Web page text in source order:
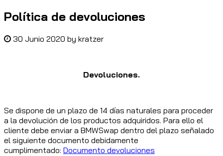
Política de devoluciones
30 Junio 2020 by kratzer
Devoluciones.
Se dispone de un plazo de 14 días naturales para proceder
a la devolución de los productos adquiridos. Para ello el
cliente debe enviar a BMWSwap dentro del plazo señalado
el siguiente documento debidamente
cumplimentado: Documento devoluciones